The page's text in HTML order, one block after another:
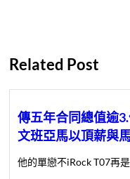
Related Post
傳五年合同總值逾
文班亞馬以頂薪與
他的單戀不iRock T07再